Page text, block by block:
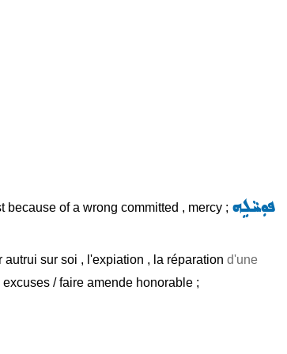
of a wrong committed , mercy ; ܦܘܼܚܵܠܹܗ
sur soi , l'expiation , la réparation d'une
/ faire amende honorable ;